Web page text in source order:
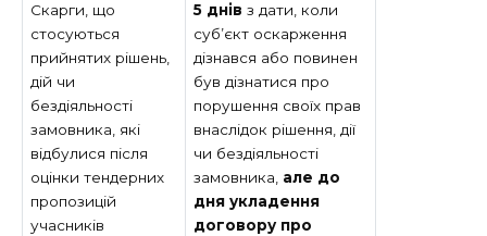
Скарги, що
стосуються
прийнятих рішень,
дій чи
бездіяльності
замовника, які
відбулися після
оцінки тендерних
пропозицій
учасників
5 днів з дати, коли
суб’єкт оскарження
дізнався або повинен
був дізнатися про
порушення своїх прав
внаслідок рішення, дії
чи бездіяльності
замовника, але до
дня укладення
договору про